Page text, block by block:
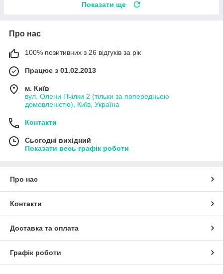
Показати ще
Про нас
100% позитивних з 26 відгуків за рік
Працює з 01.02.2013
м. Київ
вул. Олени Пчілки 2 (тільки за попередньою
домовленістю), Київ, Україна
Контакти
Сьогодні вихідний
Показати весь графік роботи
Про нас
Контакти
Доставка та оплата
Графік роботи